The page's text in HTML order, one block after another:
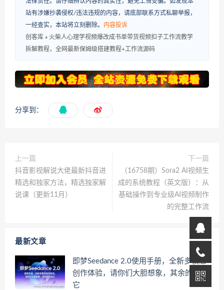
站有涉嫌抄袭侵权/违法违规的内容，请底部联系方式私聊举报，
一经查实，本站将立刻删除。 内容投诉
创客库 » 火柴人心理学视频爆改成书单带货视频扣子工作流教学
拆解教程，全网最新保姆级搭建教程+工作流源码
分享到：
上一篇
抖音影视解说大佬最新抖音进
精选和独家方法，精选独家解
说课（更新11月）
下一篇
（16758期）Sora2 AI视频生
成的系统教程（英文版）：从
基础操作到专业级AI视频制作
的完整工作流
最新文章
即梦Seedance 2.0使用手册，全新多模态
创作体验，请你们大胆想象，其余的交给
它